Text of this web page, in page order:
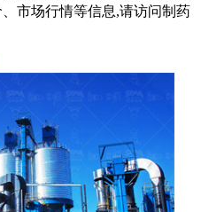
市场行情等信息,请访问制药